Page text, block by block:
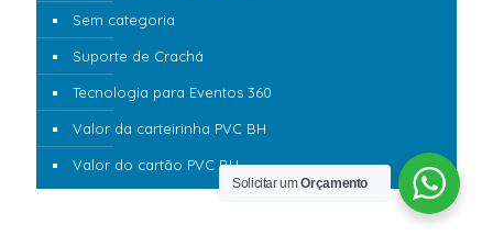
Sem categoria
Suporte de Crachá
Tecnologia para Eventos 360
Valor da carteirinha PVC BH
Valor do cartão PVC BH
Solicitar umOrçamento